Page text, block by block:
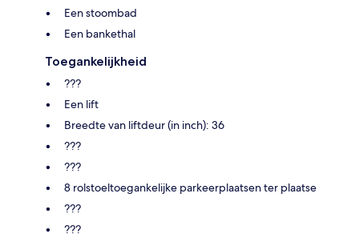
Een stoombad
Een bankethal
Toegankelijkheid
???
Een lift
Breedte van liftdeur (in inch): 36
???
???
8 rolstoeltoegankelijke parkeerplaatsen ter plaatse
???
???